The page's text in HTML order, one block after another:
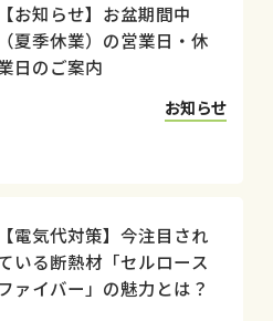
【お知らせ】お盆期間中
（夏季休業）の営業日・休
日のご案内
お知らせ
【電気代対策】今注目され
いる断熱材「セルロース
ファイバー」の魅力とは？